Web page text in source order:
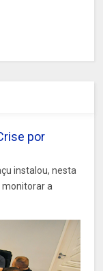
por
instalou, nesta
monitorar a